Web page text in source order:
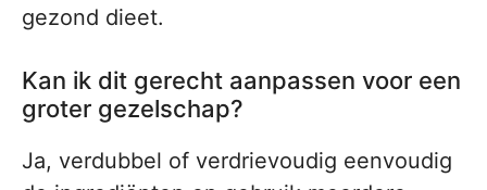
gezond dieet.
Kan ik dit gerecht aanpassen voor een
groter gezelschap?
Ja, verdubbel of verdrievoudig eenvoudig